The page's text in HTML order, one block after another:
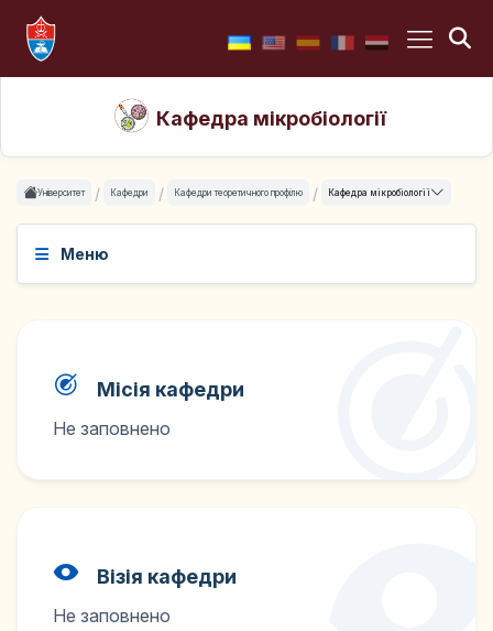
Кафедра мікробіології
Університет Кафедри Кафедри теоретичного профілю Кафедра мікробіології
Меню
Місія кафедри
Не заповнено
Візія кафедри
Не заповнено